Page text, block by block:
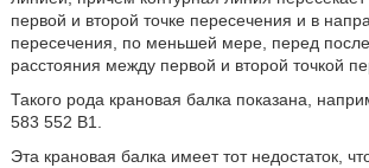
первой и второй точке пересечения и в
пересечения, по меньшей мере, перед
расстояния между первой и второй точкой
Такого рода крановая балка показана,
583 552 B1.
Эта крановая балка имеет тот недостаток,